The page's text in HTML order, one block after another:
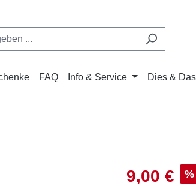
FAQ Info & Service Dies & Das
Verkaufspreis:
9,00 € %